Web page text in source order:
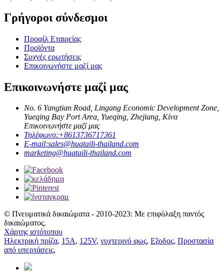
Γρήγοροι σύνδεσμοι
Προφίλ Εταιρείας
Προϊόντα
Συχνές ερωτήσεις
Επικοινωνήστε μαζί μας
Επικοινωνήστε μαζί μας
No. 6 Yangtian Road, Lingang Economic Development Zone,
Yueqing Bay Port Area, Yueqing, Zhejiang, Κίνα
Επικοινωνήστε μαζί μας
Τηλέφωνο:+8613736717361
E-mail:sales@huataili-thailand.com
marketing@huataili-thailand.com
© Πνευματικά δικαιώματα - 2010-2023: Με επιφύλαξη παντός
δικαιώματος.
Χάρτης ιστότοπου
Ηλεκτρική πρίζα, 15Α, 125V, νυχτερινό φως, Εξοδος, Προστασία
από υπερτάσεις,